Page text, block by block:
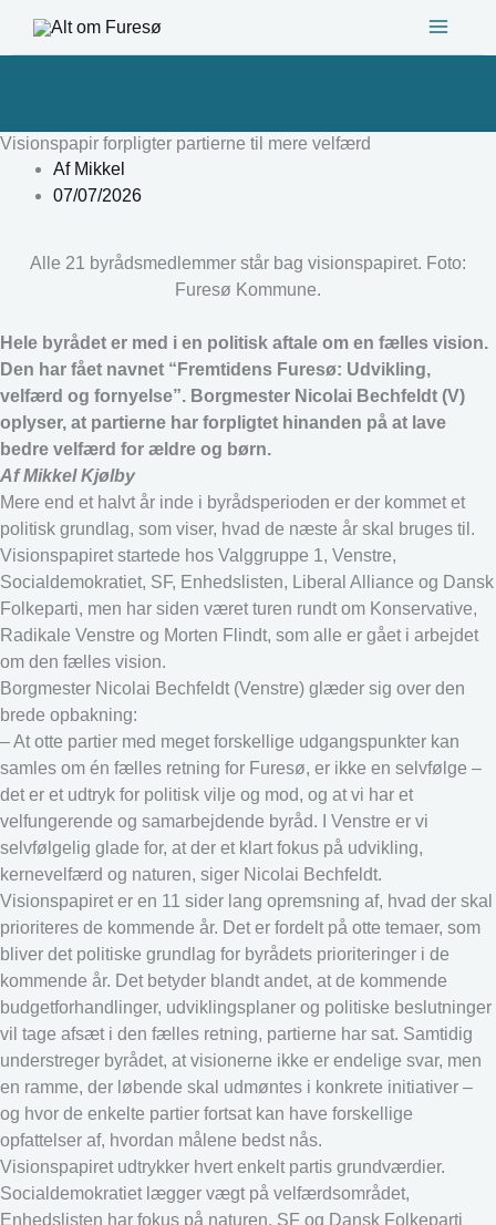
Visionspapir forpligter partierne til mere velfærd
AfMikkel
07/07/2026
Alle 21 byrådsmedlemmer står bag visionspapiret. Foto:
Furesø Kommune.
Hele byrådet er med i en politisk aftale om en fælles vision.
Den har fået navnet “Fremtidens Furesø: Udvikling,
velfærd og fornyelse”. Borgmester Nicolai Bechfeldt (V)
oplyser, at partierne har forpligtet hinanden på at lave
bedre velfærd for ældre og børn.
Af Mikkel Kjølby
Mere end et halvt år inde i byrådsperioden er der kommet et
politisk grundlag, som viser, hvad de næste år skal bruges til.
Visionspapiret startede hos Valggruppe 1, Venstre,
Socialdemokratiet, SF, Enhedslisten, Liberal Alliance og Dansk
Folkeparti, men har siden været turen rundt om Konservative,
Radikale Venstre og Morten Flindt, som alle er gået i arbejdet
om den fælles vision.
Borgmester Nicolai Bechfeldt (Venstre) glæder sig over den
brede opbakning:
– At otte partier med meget forskellige udgangspunkter kan
samles om én fælles retning for Furesø, er ikke en selvfølge –
det er et udtryk for politisk vilje og mod, og at vi har et
velfungerende og samarbejdende byråd. I Venstre er vi
selvfølgelig glade for, at der et klart fokus på udvikling,
kernevelfærd og naturen, siger Nicolai Bechfeldt.
Visionspapiret er en 11 sider lang opremsning af, hvad der skal
prioriteres de kommende år. Det er fordelt på otte temaer, som
bliver det politiske grundlag for byrådets prioriteringer i de
kommende år. Det betyder blandt andet, at de kommende
budgetforhandlinger, udviklingsplaner og politiske beslutninger
vil tage afsæt i den fælles retning, partierne har sat. Samtidig
understreger byrådet, at visionerne ikke er endelige svar, men
en ramme, der løbende skal udmøntes i konkrete initiativer –
og hvor de enkelte partier fortsat kan have forskellige
opfattelser af, hvordan målene bedst nås.
Visionspapiret udtrykker hvert enkelt partis grundværdier.
Socialdemokratiet lægger vægt på velfærdsområdet,
Enhedslisten har fokus på naturen, SF og Dansk Folkeparti